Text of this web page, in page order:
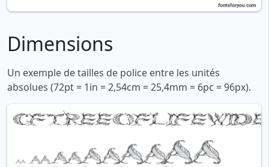
Dimensions
Un exemple de tailles de police entre les unités
absolues (72pt = 1in = 2,54cm = 25,4mm = 6pc = 96px).